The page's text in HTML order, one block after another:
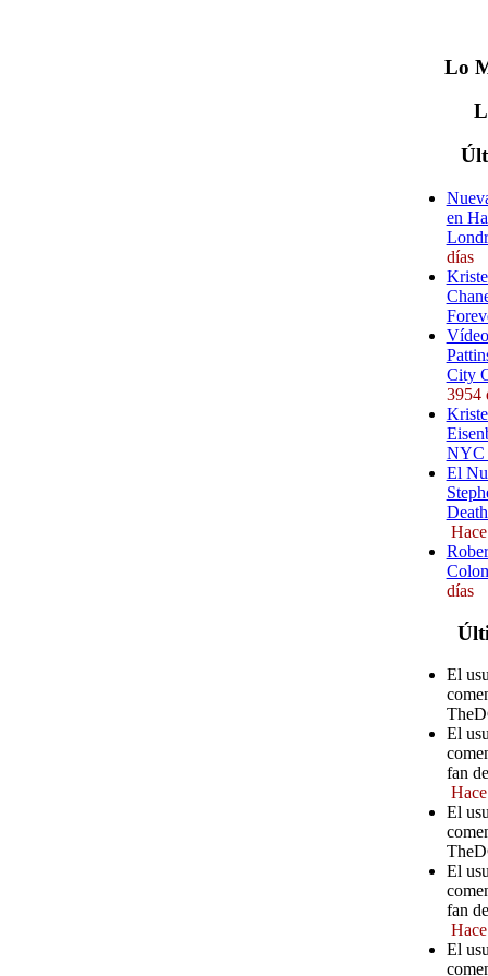
Lo
en
días
City
3954
NYC
El
días
El
El
fan
El
El
fan
El